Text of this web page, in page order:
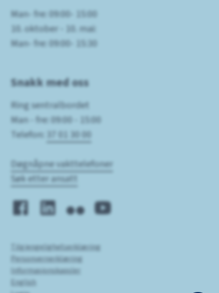
Man- fre: 09:00- 15:00
10. oktober - 10. mai:
Man- fre: 09:00- 15:30
Snakk med oss
Ring sentralbordet
Man - fre: 09:00 - 15:00
Telefon: 37 01 30 00
Døgnåpne vakttelefoner
Søk etter ansatt
Tilgjengelighetserklæring
Personvernerklæring
Informasjonskapsler
English